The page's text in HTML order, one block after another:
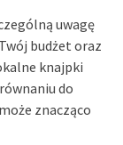
uwagę
budżet oraz
knajpki
do
znacząco